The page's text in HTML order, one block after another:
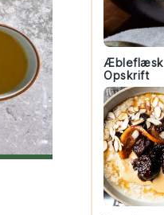
Æbleflæsk
Opskrift